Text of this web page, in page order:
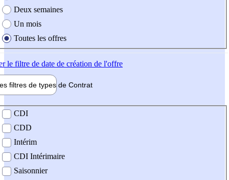
Deux semaines
Un mois
Toutes les offres
le filtre de date de création de l'offre
filtres de types de Contrat
contrat
CDI
CDD
Intérim
CDI Intérimaire
Saisonnier